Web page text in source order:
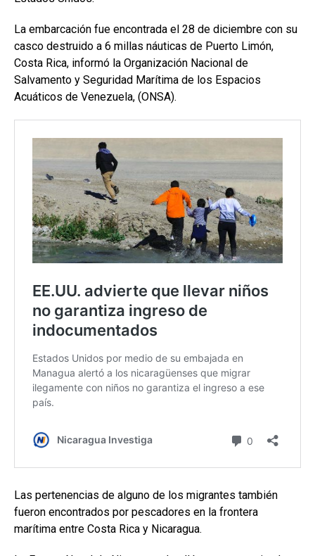
La embarcación fue encontrada el 28 de diciembre con su
casco destruido a 6 millas náuticas de Puerto Limón,
Costa Rica, informó la Organización Nacional de
Salvamento y Seguridad Marítima de los Espacios
Acuáticos de Venezuela, (ONSA).
Las pertenencias de alguno de los migrantes también
fueron encontrados por pescadores en la frontera
marítima entre Costa Rica y Nicaragua.